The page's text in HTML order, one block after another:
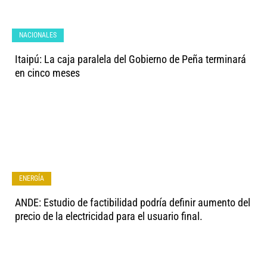
Itaipú: La caja paralela del Gobierno de Peña terminará
en cinco meses
NACIONALES
ANDE: Estudio de factibilidad podría definir aumento del
precio de la electricidad para el usuario final.
ENERGÍA